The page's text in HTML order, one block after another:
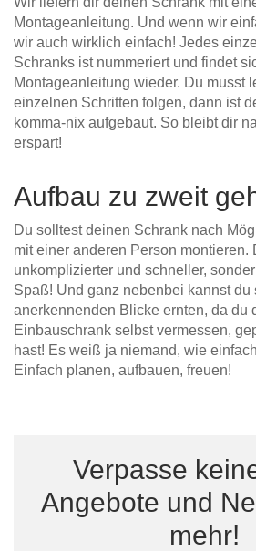
Massivholzschrank
Schuhschrank
Hängeschrank
Hängeboard
Kommode
TV-Möbel
Sideboard
aus
Massivholz
Badregal
Montageanleitung. Und wenn wir
wir auch wirklich einfach! Jedes
Schranks ist nummeriert und findet
Montageanleitung wieder. Du musst
einzelnen Schritten folgen, dann ist
komma-nix aufgebaut. So bleibt dir
erspart!
Aufbau zu zweit
Du solltest deinen Schrank nach
mit einer anderen Person montieren.
unkomplizierter und schneller,
Spaß! Und ganz nebenbei kannst du
anerkennenden Blicke ernten, da du
Einbauschrank selbst vermessen,
hast! Es weiß ja niemand, wie
Einfach planen, aufbauen, freuen!
Verpasse
Angebote und
mehr!
Fronten renovieren
Für Dachschrägen
Hängeboards
Massivholz-Schränke & -Regale
Regale
Schiebetüren
Sideboards
Sofas & Schlafsofas
Wandboards
White Living